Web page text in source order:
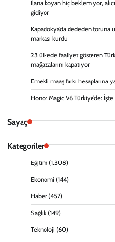
İlana koyan hiç beklemiyor,
gidiyor
Kapadokya’da dededen toruna
markası kurdu
23 ülkede faaliyet gösteren
mağazalarını kapatıyor
Emekli maaş farkı hesaplarına
Honor Magic V6 Türkiye’de:
Sayaç
Kategoriler
Eğitim (1.308)
Ekonomi (144)
Haber (457)
Sağlık (149)
Teknoloji (60)